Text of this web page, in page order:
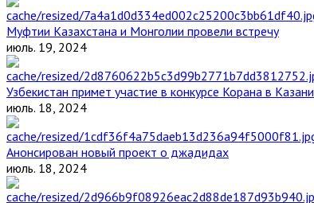
Муфтии Казахстана и Монголии провели встречу
июль. 19, 2024
Узбекистан примет участие в конкурсе Корана в Казани
июль. 18, 2024
Анонсирован новый проект о джадидах
июль. 18, 2024